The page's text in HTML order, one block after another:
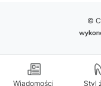
Wiadomości Styl
©